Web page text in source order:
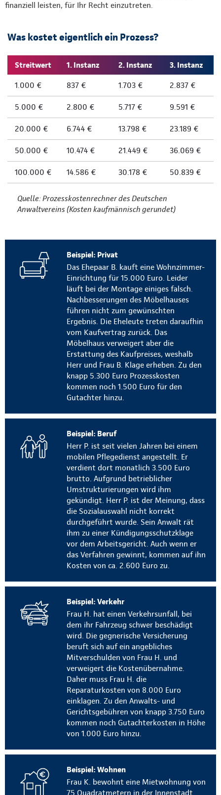
finanziell leisten, für Ihr Recht einzutreten.
Was kostet eigentlich ein Prozess?
Streitwert 1. Instanz 2. Instanz 3. Instanz
1.000 € 837 € 1.703 € 2.837 €
5.000 € 2.800 € 5.717 € 9.591 €
20.000 € 6.744 € 13.798 € 23.189 €
50.000 € 10.474 € 21.449 € 36.069 €
100.000 € 14.586 € 30.178 € 50.839 €
Quelle: Prozesskostenrechner des Deutschen
Anwaltvereins (Kosten kaufmännisch gerundet)
Beispiel: Privat
Das Ehepaar B. kauft eine Wohnzimmer-
Einrichtung für 15.000 Euro. Leider
läuft bei der Montage einiges falsch.
Nachbesserungen des Möbelhauses
führen nicht zum gewünschten
Ergebnis. Die Eheleute treten daraufhin
vom Kaufvertrag zurück. Das
Möbelhaus verweigert aber die
Erstattung des Kaufpreises, weshalb
Herr und Frau B. Klage erheben. Zu den
knapp 5.300 Euro Prozesskosten
kommen noch 1.500 Euro für den
Gutachter hinzu.
Beispiel: Beruf
Herr P. ist seit vielen Jahren bei einem
mobilen Pflegedienst angestellt. Er
verdient dort monatlich 3.500 Euro
brutto. Aufgrund betrieblicher
Umstrukturierungen wird ihm
gekündigt. Herr P. ist der Meinung, dass
die Sozialauswahl nicht korrekt
durchgeführt wurde. Sein Anwalt rät
ihm zu einer Kündigungsschutzklage
vor dem Arbeitsgericht. Auch wenn er
das Verfahren gewinnt, kommen auf ihn
Kosten von ca. 2.600 Euro zu.
Beispiel: Verkehr
Frau H. hat einen Verkehrsunfall, bei
dem ihr Fahrzeug schwer beschädigt
wird. Die gegnerische Versicherung
beruft sich auf ein angebliches
Mitverschulden von Frau H. und
verweigert die Kostenübernahme.
Daher muss Frau H. die
Reparaturkosten von 8.000 Euro
einklagen. Zu den Anwalts- und
Gerichtsgebühren von knapp 3.750 Euro
kommen noch Gutachterkosten in Höhe
von 1.000 Euro hinzu.
Beispiel: Wohnen
Frau K. bewohnt eine Mietwohnung von
75 Quadratmetern in der Innenstadt.